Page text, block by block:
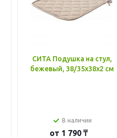
СИТА Подушка на стул,
бежевый, 38/35x38x2 см
В наличии
от 1 790 ₸